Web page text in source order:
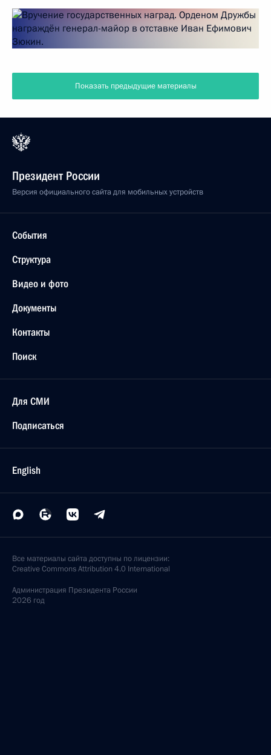
Показать предыдущие материалы
Президент России
Версия официального сайта для мобильных устройств
События
Структура
Видео и фото
Документы
Контакты
Поиск
Для СМИ
Подписаться
English
Все материалы сайта доступны по лицензии:
Creative Commons Attribution 4.0 International
Администрация Президента России
2026 год